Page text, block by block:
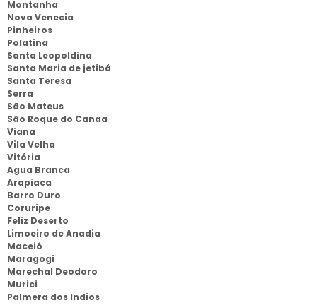
Montanha
Nova Venecia
Pinheiros
Polatina
Santa Leopoldina
Santa Maria de jetibá
Santa Teresa
Serra
São Mateus
São Roque do Canaa
Viana
Vila Velha
Vitória
Agua Branca
Arapiaca
Barro Duro
Coruripe
Feliz Deserto
Limoeiro de Anadia
Maceió
Maragogi
Marechal Deodoro
Murici
Palmera dos Indios